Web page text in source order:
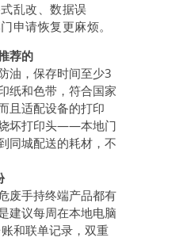
乱改、数据误
申请恢复更麻烦。
荐的
油，保存时间至少3
纸和色带，符合国家
且适配设备的打印
坏打印头——本地门
同城配送的耗材，不
废手持终端产品都有
建议每周在本地电脑
和联单记录，双重